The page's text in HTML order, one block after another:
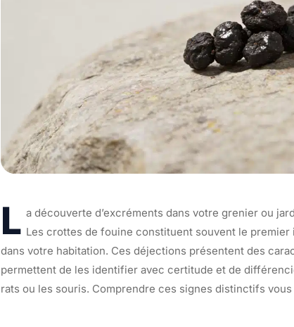
L a découverte d’excréments dans votre grenier ou
Les crottes de fouine constituent souvent le
dans votre habitation. Ces déjections présentent des
permettent de les identifier avec certitude et de
rats ou les souris. Comprendre ces signes distinctifs